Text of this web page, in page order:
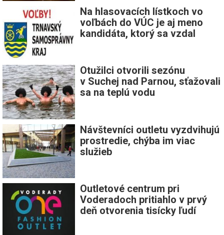
Na hlasovacích lístkoch vo
voľbách do VÚC je aj meno
kandidáta, ktorý sa vzdal
Otužilci otvorili sezónu
v Suchej nad Parnou, sťažovali
sa na teplú vodu
Návštevníci outletu vyzdvihujú
prostredie, chýba im viac
služieb
Outletové centrum pri
Voderadoch pritiahlo v prvý
deň otvorenia tisícky ľudí